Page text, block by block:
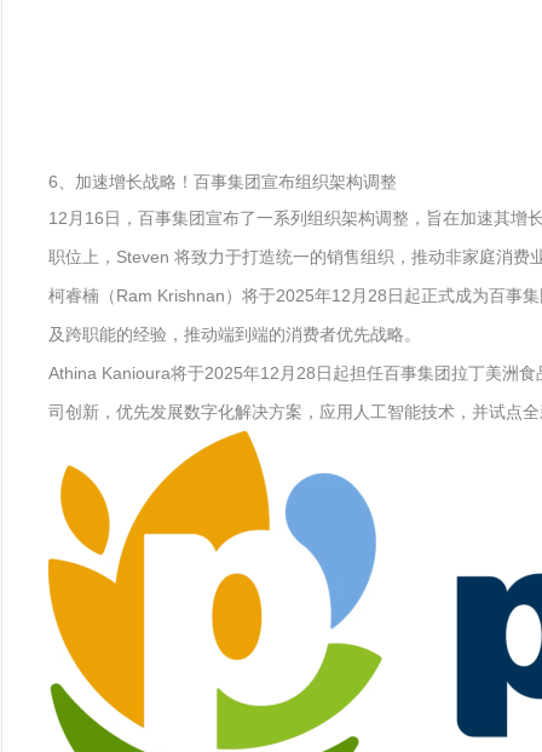
6、加速增长战略！百事集团宣布组织架构调整
12月16日，百事集团宣布了一系列组织架构调整，旨在加速其
职位上，Steven 将致力于打造统一的销售组织，推动非家庭消费
柯睿楠（Ram Krishnan）将于2025年12月28日起正式成为百事
及跨职能的经验，推动端到端的消费者优先战略。
Athina Kanioura将于2025年12月28日起担任百事集团拉丁美洲
司创新，优先发展数字化解决方案，应用人工智能技术，并试点